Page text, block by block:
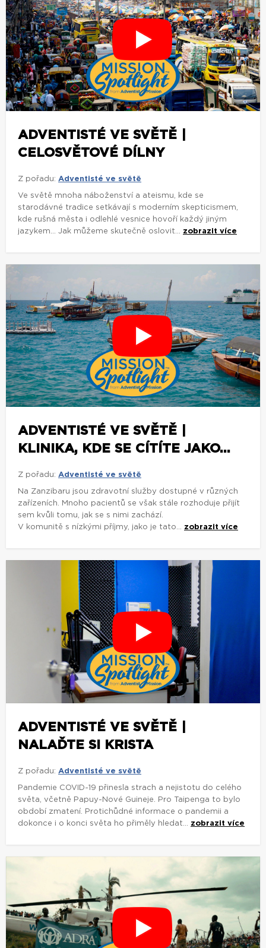
ADVENTISTÉ VE SVĚTĚ |
CELOSVĚTOVÉ DÍLNY
Z pořadu: Adventisté ve světě
Ve světě mnoha náboženství a ateismu, kde se
starodávné tradice setkávají s moderním skepticismem,
kde rušná města i odlehlé vesnice hovoří každý jiným
jazykem... Jak můžeme skutečně oslovit... zobrazit více
ADVENTISTÉ VE SVĚTĚ |
KLINIKA, KDE SE CÍTÍTE JAKO...
Z pořadu: Adventisté ve světě
Na Zanzibaru jsou zdravotní služby dostupné v různých
zařízeních. Mnoho pacientů se však stále rozhoduje přijít
sem kvůli tomu, jak se s nimi zachází.
V komunitě s nízkými příjmy, jako je tato... zobrazit více
ADVENTISTÉ VE SVĚTĚ |
NALAĎTE SI KRISTA
Z pořadu: Adventisté ve světě
Pandemie COVID-19 přinesla strach a nejistotu do celého
světa, včetně Papuy-Nové Guineje. Pro Taipenga to bylo
období zmatení. Protichůdné informace o pandemii a
dokonce i o konci světa ho přiměly hledat... zobrazit více